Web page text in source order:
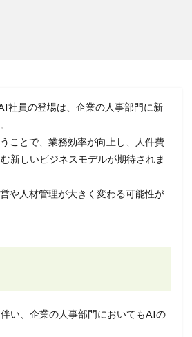
社員の登場は、企業の人事部門に新
ことで、業務効率が向上し、人件費
新しいビジネスモデルが期待されま
や人材管理が大きく変わる可能性が
い、企業の人事部門においてもAIの